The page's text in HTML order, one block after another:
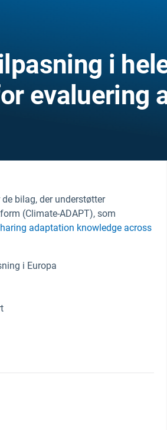
i
evaluering
bilag, der understøtter
(Climate-ADAPT), som
adaptation knowledge across
i Europa